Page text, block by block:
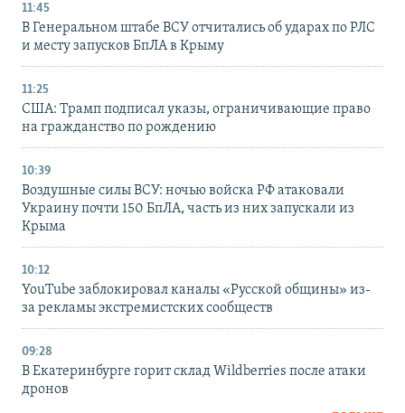
11:45
В Генеральном штабе ВСУ отчитались об ударах по РЛС
и месту запусков БпЛА в Крыму
11:25
США: Трамп подписал указы, ограничивающие право
на гражданство по рождению
10:39
Воздушные силы ВСУ: ночью войска РФ атаковали
Украину почти 150 БпЛА, часть из них запускали из
Крыма
10:12
YouTube заблокировал каналы «Русской общины» из-
за рекламы экстремистских сообществ
09:28
В Екатеринбурге горит склад Wildberries после атаки
дронов